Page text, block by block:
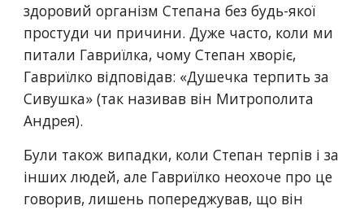
здоровий організм Степана без будь-якої
простуди чи причини. Дуже часто, коли ми
питали Гавриїлка, чому Степан хворіє,
Гавриїлко відповідав: «Душечка терпить за
Сивушка» (так називав він Митрополита
Андрея).
Були також випадки, коли Степан терпів і за
інших людей, але Гавриїлко неохоче про це
говорив, лишень попереджував, що він